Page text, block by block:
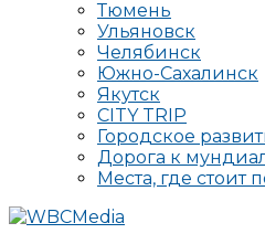
Тюмень
Ульяновск
Челябинск
Южно-Сахалинск
Якутск
CITY TRIP
Городское
Дорога к
Места, где стоит